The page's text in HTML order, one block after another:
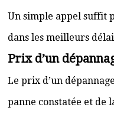
Un simple appel suffit
dans les meilleurs
Prix d’un
Le prix d’un
panne constatée et de